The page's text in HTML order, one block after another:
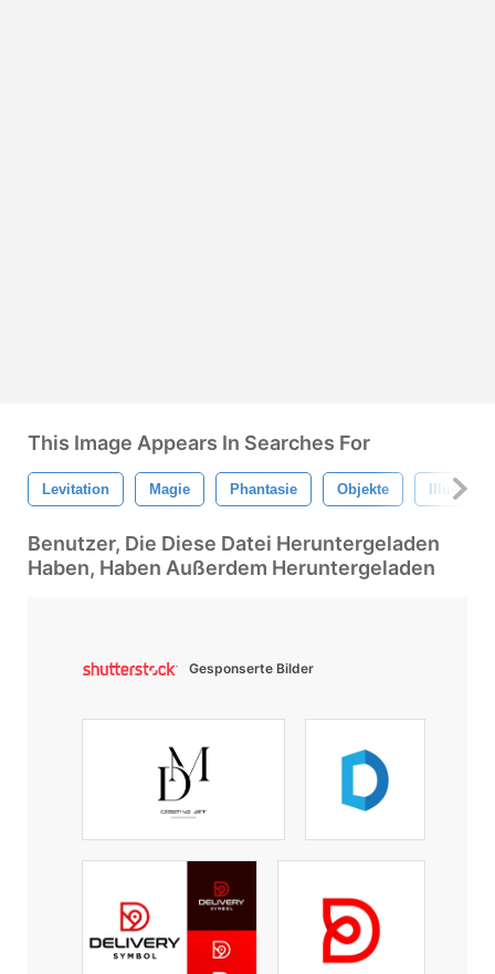
This Image Appears In Searches For
Levitation Magie Phantasie Objekte
Benutzer, Die Diese Datei Heruntergeladen
Haben, Haben Außerdem Heruntergeladen
Gesponserte Bilder